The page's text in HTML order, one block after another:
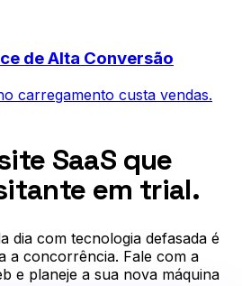
de Alta Conversão
carregamento custa vendas.
SaaS que
em trial.
dia com tecnologia defasada é
a concorrência. Fale com a
e planeje a sua nova máquina